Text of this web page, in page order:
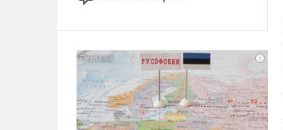
лет. Даже небольшая война с
Сложившаяся ситуация
означает многолетний период
уязвимости США, например,
перед Китаем.